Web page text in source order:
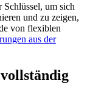
Schlüssel, um sich
und zu zeigen,
von flexiblen
aus der